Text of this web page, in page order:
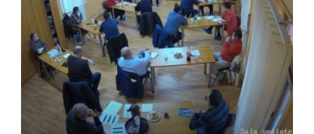
A
AMBALAJELOR
DE
PESTICIDE
PRIN
PROGRAMUL
SCAPA